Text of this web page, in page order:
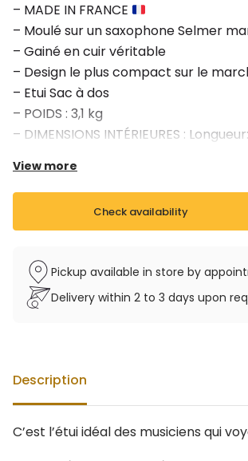
– MADE IN FRANCE
– Moulé sur un saxophone Selmer
– Gainé en cuir véritable
– Design le plus compact sur le
– Etui Sac à dos
– POIDS : 3,1 kg
– DIMENSIONS INTÉRIEURES :
– DIMENSIONS EXTÉRIEURES : 81x33x20
– Existe en noir, chocolat, cognac,
ciel, rose, violet
View more
Check availability
Pickup available in store by
Delivery within 2 to 3 days upon
Description
C’est l’étui idéal des musiciens qui